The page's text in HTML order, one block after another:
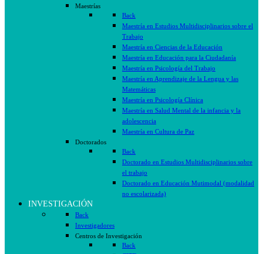
Maestrías
Back
Maestría en Estudios Multidisciplinarios sobre el
Trabajo
Maestría en Ciencias de la Educación
Maestría en Educación para la Ciudadanía
Maestría en Psicología del Trabajo
Maestría en Aprendizaje de la Lengua y las
Matemáticas
Maestría en Psicología Clínica
Maestría en Salud Mental de la infancia y la
adolescencia
Maestría en Cultura de Paz
Doctorados
Back
Doctorado en Estudios Multidisciplinarios sobre
el trabajo
Doctorado en Educación Mutimodal (modalidad
no escolarizada)
INVESTIGACIÓN
Back
Investigadores
Centros de Investigación
Back